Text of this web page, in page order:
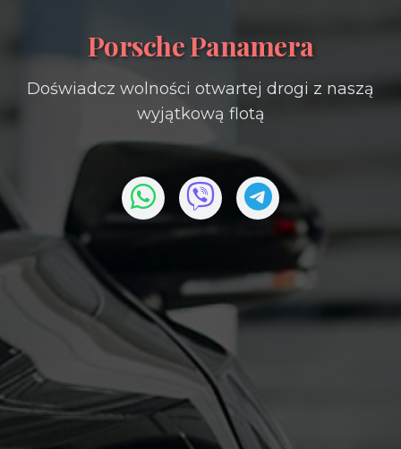
Porsche Panamera
Doświadcz wolności otwartej drogi z naszą
wyjątkową flotą